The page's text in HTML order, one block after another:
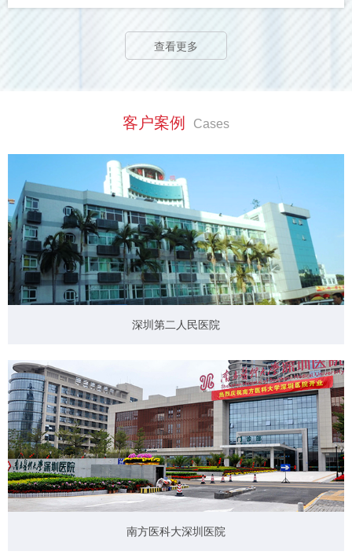
查看更多
客户案例 Cases
深圳第二人民医院
南方医科大深圳医院